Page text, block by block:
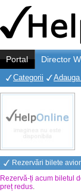
Portal Director
Categorii
Rezervări bilete
Rezervă-ți acum biletul
preț redus.